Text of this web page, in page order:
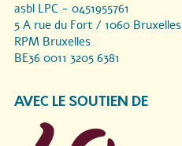
asbl LPC - 0451955761
5 A rue du Fort / 1060 Bruxelles
RPM Bruxelles
BE36 0011 3205 6381
AVEC LE SOUTIEN DE